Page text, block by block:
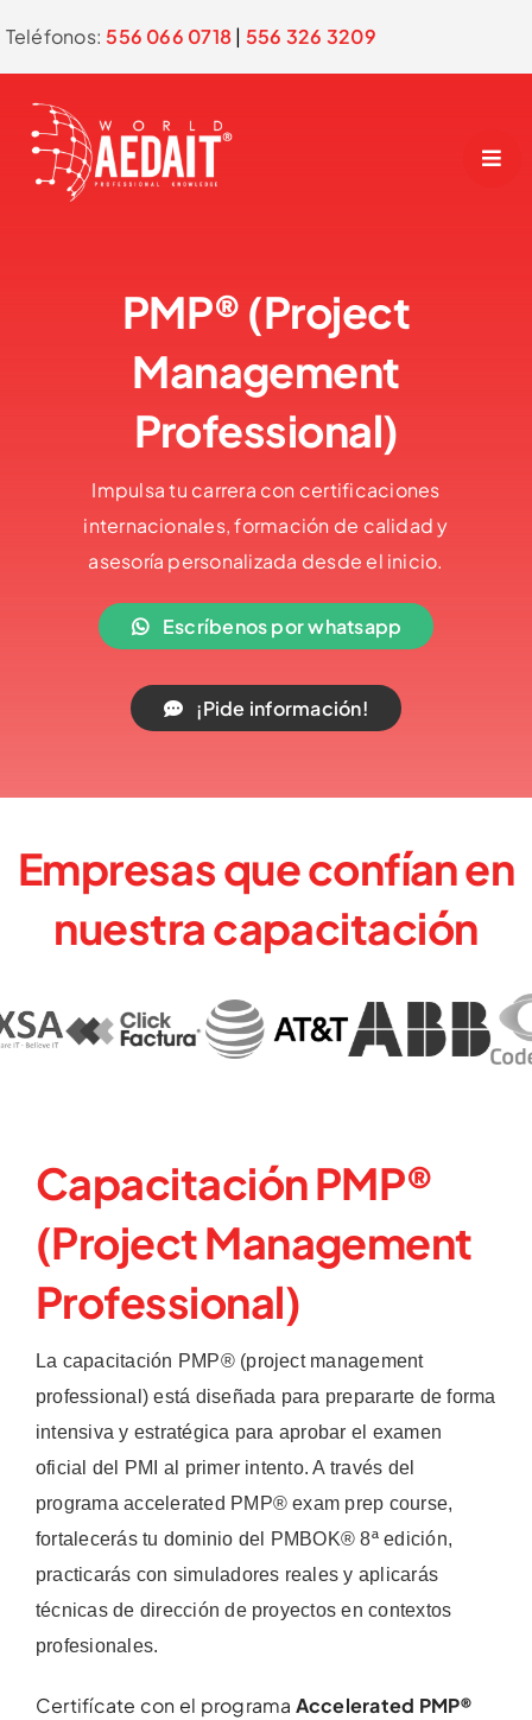
to
Teléfonos:556 066 0718| 556 326 3209
PMP® (Project
Management
Professional)
Impulsa tu carrera con certificaciones
internacionales, formación de calidad y
asesoría personalizada desde el inicio.
Escríbenos por whatsapp
¡Pide información!
Empresas que confían en
nuestra capacitación
Capacitación PMP®
(Project Management
Professional)
La capacitación PMP® (project management
professional) está diseñada para prepararte de forma
intensiva y estratégica para aprobar el examen
oficial del PMI al primer intento. A través del
programa accelerated PMP® exam prep course,
fortalecerás tu dominio del PMBOK® 8ª edición,
practicarás con simuladores reales y aplicarás
técnicas de dirección de proyectos en contextos
profesionales.
Certifícate con el programa Accelerated PMP®